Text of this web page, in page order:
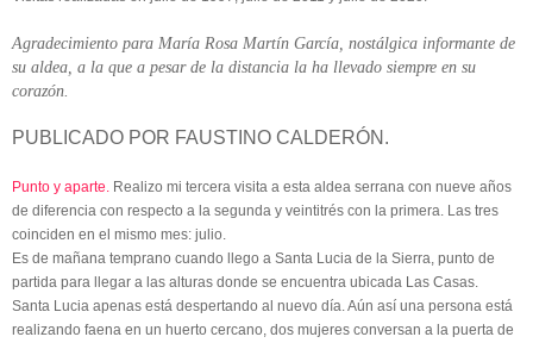
Agradecimiento para María Rosa Martín García, nostálgica informante de
su aldea, a la que a pesar de la distancia la ha llevado siempre en su
corazón.
PUBLICADO POR FAUSTINO CALDERÓN.
Punto y aparte. Realizo mi tercera visita a esta aldea serrana con nueve años
de diferencia con respecto a la segunda y veintitrés con la primera. Las tres
coinciden en el mismo mes: julio.
Es de mañana temprano cuando llego a Santa Lucia de la Sierra, punto de
partida para llegar a las alturas donde se encuentra ubicada Las Casas.
Santa Lucia apenas está despertando al nuevo día. Aún así una persona está
realizando faena en un huerto cercano, dos mujeres conversan a la puerta de